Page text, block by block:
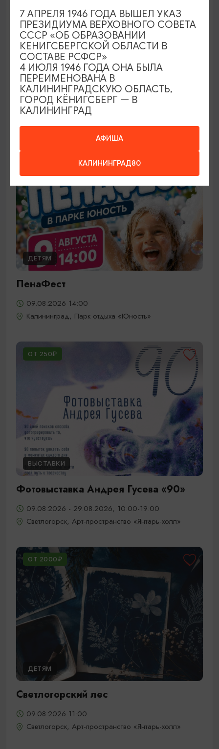
САМОЕ ИНТЕРЕСНОЕ
Фестиваль викингов Кауп (Большой
Кауп)
08.08.2026 - 09.08.2026, 13:00-22:00 (сб), 12:00-
17:00 (вс)
Зеленоградск, Поселение викингов «Кауп»
ДЕТЯМ
ПенаФест
09.08.2026 14:00
Калининград, Парк отдыха «Юность»
ОТ 250₽
ВЫСТАВКИ
Фотовыставка Андрея Гусева «90»
09.08.2026 - 29.08.2026, 10:00-19:00
Светлогорск, Арт-пространство «Янтарь-холл»
ОТ 2000₽
ДЕТЯМ
Светлогорский лес
09.08.2026 11:00
Светлогорск, Арт-пространство «Янтарь-холл»
АФИША
КАЛИНИНГРАД80
7 АПРЕЛЯ 1946 ГОДА ВЫШЕЛ УКАЗ
ПРЕЗИДИУМА ВЕРХОВНОГО СОВЕТА
СССР «ОБ ОБРАЗОВАНИИ
КЕНИГСБЕРГСКОЙ ОБЛАСТИ В
СОСТАВЕ РСФСР»
4 ИЮЛЯ 1946 ГОДА ОНА БЫЛА
ПЕРЕИМЕНОВАНА В
КАЛИНИНГРАДСКУЮ ОБЛАСТЬ,
ГОРОД КЁНИГСБЕРГ — В
КАЛИНИНГРАД